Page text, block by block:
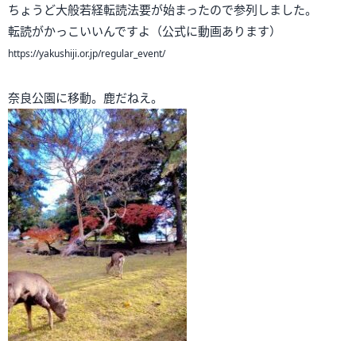
ちょうど大般若経転読法要が始まったので参列しました。
転読がかっこいいんですよ（公式に動画あります）
https://yakushiji.or.jp/regular_event/
奈良公園に移動。鹿だねえ。